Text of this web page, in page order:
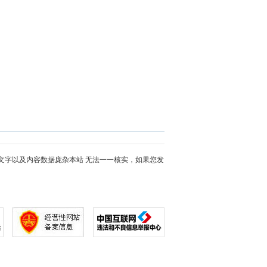
以及内容数据庞杂本站 无法一一核实，如果您发